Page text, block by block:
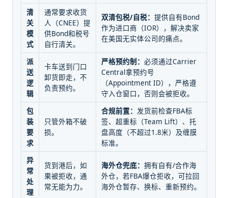
清
关
模
式
通常要求收货
人（CNEE）提
供Bond和税号
自行清关。
双清包税/自税： 提供自有Bond
作为进口商（IOR），解决卖家
在美国无实体公司的痛点。
派
送
逻
辑
卡车送到门口
卸货即走，不
负责预约。
严格预约制： 必须通过Carrier
Central拿预约号
（Appointment ID），严格遵
守入仓窗口，否则会被拒收。
包
装
要
求
只管外箱不破
损。
合规前置： 发货前检查FBA标
签、超重标（Team Lift）、托
盘高度（不超过1.8米）及缠膜
标准。
异
常
处
理
货到港后，如
果被拒收，通
常无能为力。
海外仓兜底： 拥有自有/合作海
外仓，若FBA爆仓拒收，可拉回
海外仓暂存、换标、重新预约。